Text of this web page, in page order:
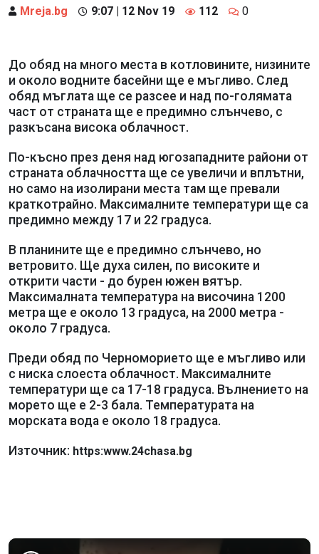
Mreja.bg 9:07 | 12 Nov 19 112 0
До обяд на много места в котловините, низините
и около водните басейни ще е мъгливо. След
обяд мъглата ще се разсее и над по-голямата
част от страната ще е предимно слънчево, с
разкъсана висока облачност.
По-късно през деня над югозападните райони от
страната облачността ще се увеличи и вплътни,
но само на изолирани места там ще превали
краткотрайно. Максималните температури ще са
предимно между 17 и 22 градуса.
В планините ще е предимно слънчево, но
ветровито. Ще духа силен, по високите и
открити части - до бурен южен вятър.
Максималната температура на височина 1200
метра ще е около 13 градуса, на 2000 метра -
около 7 градуса.
Преди обяд по Черноморието ще е мъгливо или
с ниска слоеста облачност. Максималните
температури ще са 17-18 градуса. Вълнението на
морето ще е 2-3 бала. Температурата на
морската вода е около 18 градуса.
Източник: https:www.24chasa.bg